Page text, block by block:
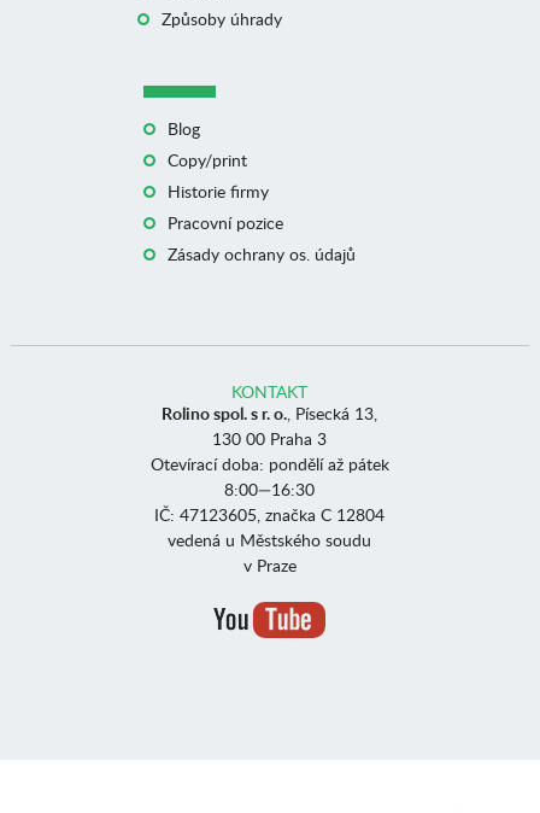
Způsoby úhrady
Blog
Copy/print
Historie firmy
Pracovní pozice
Zásady ochrany os. údajů
KONTAKT
Rolino spol. s r. o., Písecká 13,
130 00 Praha 3
Otevírací doba: pondělí až pátek
8:00—16:30
IČ: 47123605, značka C 12804
vedená u Městského soudu
v Praze